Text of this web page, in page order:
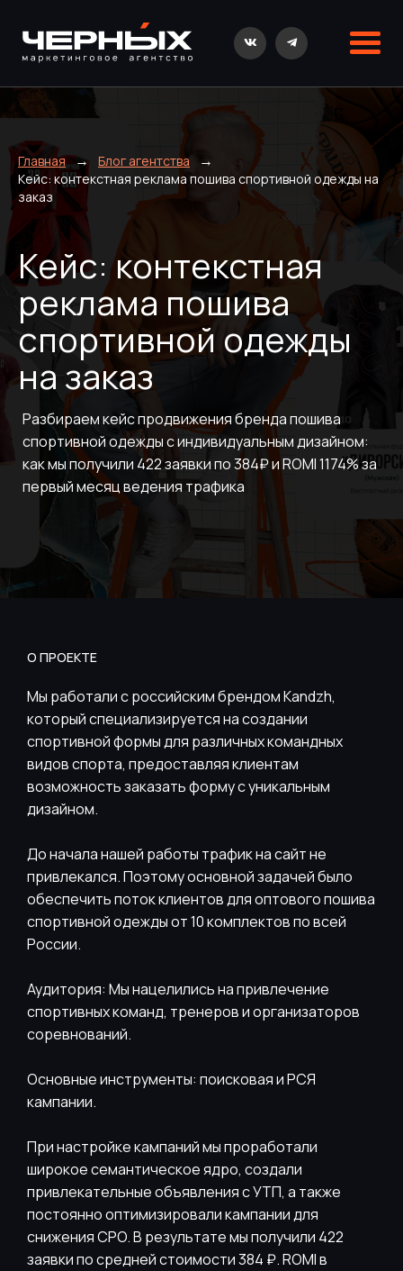
Главная → Блог агентства →
Кейс: контекстная реклама пошива спортивной одежды на
заказ
Кейс: контекстная
реклама пошива
спортивной одежды
на заказ
Разбираем кейс продвижения бренда пошива
спортивной одежды с индивидуальным дизайном:
как мы получили 422 заявки по 384₽ и ROMI 1174% за
первый месяц ведения трафика
О ПРОЕКТЕ
Мы работали с российским брендом Kandzh,
который специализируется на создании
спортивной формы для различных командных
видов спорта, предоставляя клиентам
возможность заказать форму с уникальным
дизайном.
До начала нашей работы трафик на сайт не
привлекался. Поэтому основной задачей было
обеспечить поток клиентов для оптового пошива
спортивной одежды от 10 комплектов по всей
России.
Аудитория: Мы нацелились на привлечение
спортивных команд, тренеров и организаторов
соревнований.
Основные инструменты: поисковая и РСЯ
кампании.
При настройке кампаний мы проработали
широкое семантическое ядро, создали
привлекательные объявления с УТП, а также
постоянно оптимизировали кампании для
снижения CPO. В результате мы получили 422
заявки по средней стоимости 384 ₽. ROMI в